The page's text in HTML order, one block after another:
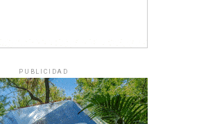
PUBLICIDAD